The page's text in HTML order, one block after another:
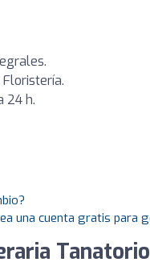
24 h.
una cuenta gratis para